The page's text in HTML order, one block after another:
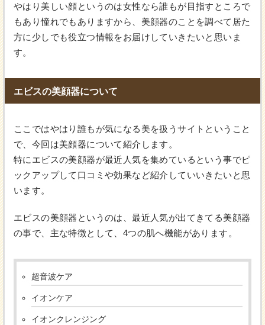
やはり美しい顔というのは女性なら誰もが目指すところで
もあり憧れでもありますから、美顔器のことを調べて居た
方に少しでも役立つ情報をお届けしていきたいと思いま
す。
エビスの美顔器について
ここではやはり誰もが気になる美を扱うサイトということ
で、今回は美顔器について紹介します。
特にエビスの美顔器が最近人気を集めているという事でピ
ックアップして口コミや効果など紹介していいきたいと思
います。
エビスの美顔器というのは、最近人気が出てきてる美顔器
の事で、主な特徴として、4つの肌へ機能があります。
超音波ケア
イオンケア
イオンクレンジング